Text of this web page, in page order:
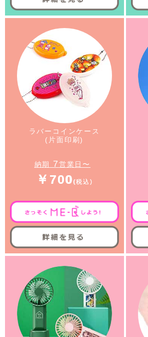
ラバーコインケース
(片面印刷)
納期 7営業日〜
￥700